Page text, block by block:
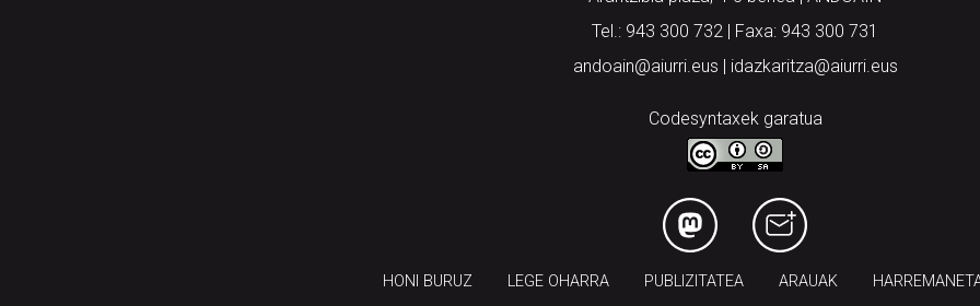
Tel.: 943 300 732 | Faxa: 943 300 731
andoain@aiurri.eus | idazkaritza@aiurri.eus
Codesyntaxek garatua
HONI BURUZ LEGE OHARRA PUBLIZITATEA ARAUAK